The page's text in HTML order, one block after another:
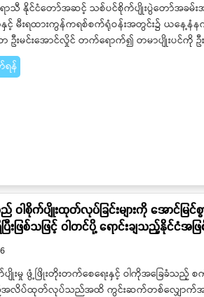
းရာသီ နိုင်ငံတော်အဆင့် သစ်ပင်စိုက်ပျိုးပွဲတော်အခမ်းအ
င့် မီးရထားကွန်ကရစ်စက်ရုံဝန်းအတွင်း၌ ယနေ့နံန
ဦးမင်းအောင်လှိုင် တက်ရောက်၍ တမာပျိုးပင်ကို ဦ
န်
ါစိုက်ပျိုးထုတ်လုပ်ခြင်းများကို အောင်မြင်
ြီးဖြစ်သဖြင့် ဝါတင်ပို့ ရောင်းချသည့်နိုင်
ပျိုးမှု ဖွံ့ဖြိုးတိုးတက်စေရေးနှင့် ဝါကိုအခြေခံသည့်
ပ်ထုတ်လုပ်သည်အထိ ကွင်းဆက်တစ်လျှောက်အဆင့်